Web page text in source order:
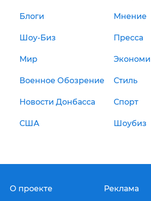
Блоги Мнение
Шоу-Биз Пресса
Мир
Военное Обозрение Стиль
Новости Донбасса Спорт
США Шоубиз
О проекте Реклама